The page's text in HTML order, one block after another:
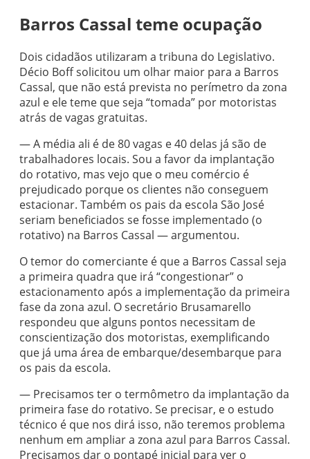
Barros Cassal teme ocupação
Dois cidadãos utilizaram a tribuna do Legislativo.
Décio Boff solicitou um olhar maior para a Barros
Cassal, que não está prevista no perímetro da zona
azul e ele teme que seja “tomada” por motoristas
atrás de vagas gratuitas.
— A média ali é de 80 vagas e 40 delas já são de
trabalhadores locais. Sou a favor da implantação
do rotativo, mas vejo que o meu comércio é
prejudicado porque os clientes não conseguem
estacionar. Também os pais da escola São José
seriam beneficiados se fosse implementado (o
rotativo) na Barros Cassal — argumentou.
O temor do comerciante é que a Barros Cassal seja
a primeira quadra que irá “congestionar” o
estacionamento após a implementação da primeira
fase da zona azul. O secretário Brusamarello
respondeu que alguns pontos necessitam de
conscientização dos motoristas, exemplificando
que já uma área de embarque/desembarque para
os pais da escola.
— Precisamos ter o termômetro da implantação da
primeira fase do rotativo. Se precisar, e o estudo
técnico é que nos dirá isso, não teremos problema
nenhum em ampliar a zona azul para Barros Cassal.
Precisamos dar o pontapé inicial para ver o